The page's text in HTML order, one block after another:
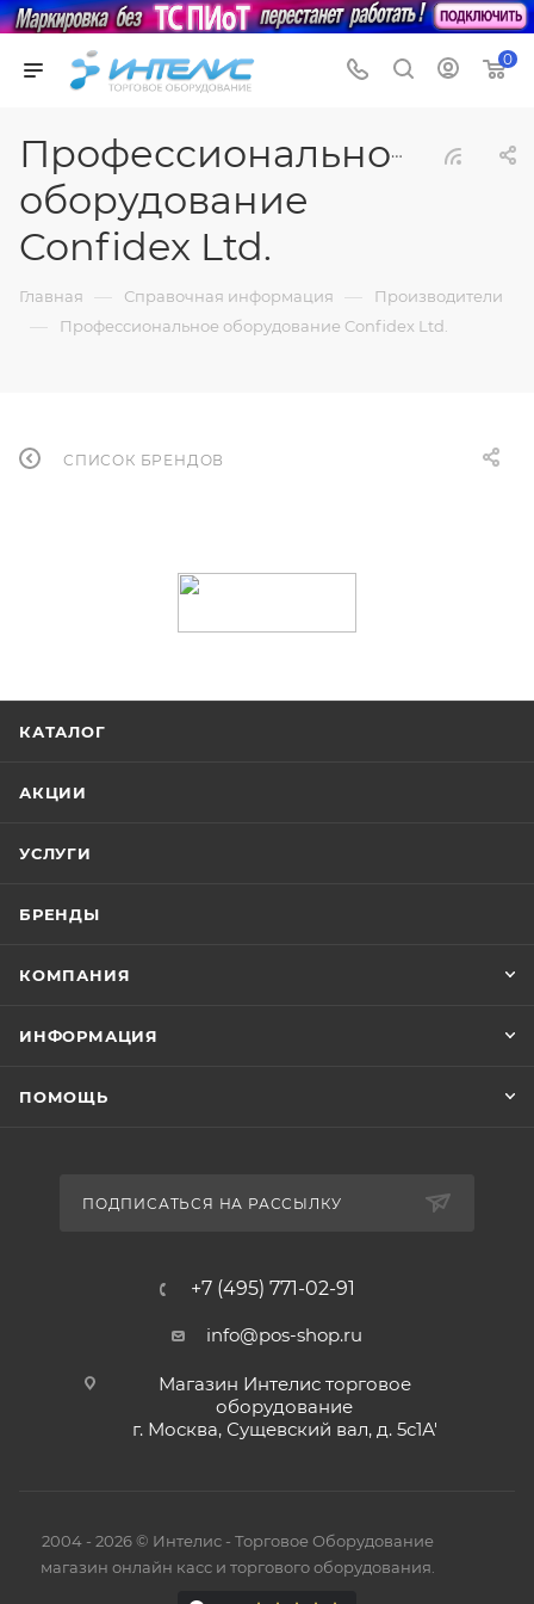
0
Профессиональное
оборудование
Confidex Ltd.
Главная — Справочная информация — Производители
— Профессиональное оборудование Confidex Ltd.
СПИСОК БРЕНДОВ
КАТАЛОГ
АКЦИИ
УСЛУГИ
БРЕНДЫ
КОМПАНИЯ
ИНФОРМАЦИЯ
ПОМОЩЬ
ПОДПИСАТЬСЯ НА РАССЫЛКУ
+7 (495) 771-02-91
info@pos-shop.ru
Магазин Интелис торговое
оборудование
г. Москва, Сущевский вал, д. 5с1А'
2004 - 2026 © Интелис - Торговое Оборудование
магазин онлайн касс и торгового оборудования.